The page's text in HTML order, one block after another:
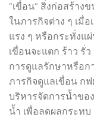
“เขื่อน” สิ่งก่อสร้า
ในภารกิจต่าง ๆ เมื่
แรง ๆ หรือกระทั่งแ
เขื่อนจะแตก ร้าว รั่
การดูแลรักษาหรือก
ภารกิจดูแลเขื่อน กฟ
บริหารจัดการน้ำขอ
น้ำ เพื่อลดผลกระท